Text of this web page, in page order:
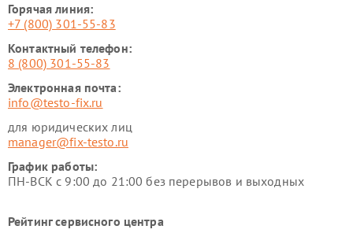
Горячая линия:
+7 (800) 301-55-83
Контактный телефон:
8 (800) 301-55-83
Электронная почта:
info@testo-fix.ru
для юридических лиц
manager@fix-testo.ru
График работы:
ПН-ВСК с 9:00 до 21:00 без перерывов и выходных
Рейтинг сервисного центра